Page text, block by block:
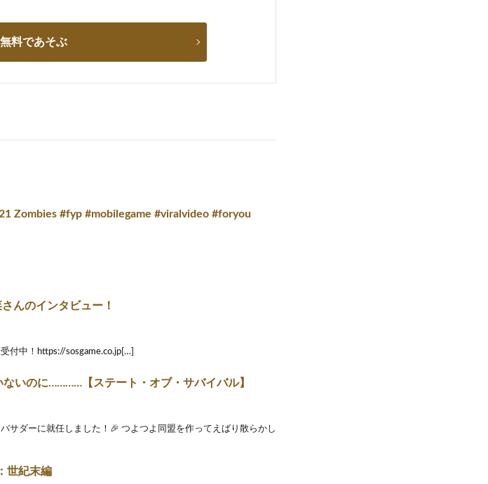
料であそぶ
Zombies #fyp #mobilegame #viralvideo #foryou
んのインタビュー！
付中！https://sosgame.co.jp[…]
ないのに…………【ステート・オブ・サバイバル】
サダーに就任しました！🎉 つよつよ同盟を作ってえばり散らかし
世紀末編